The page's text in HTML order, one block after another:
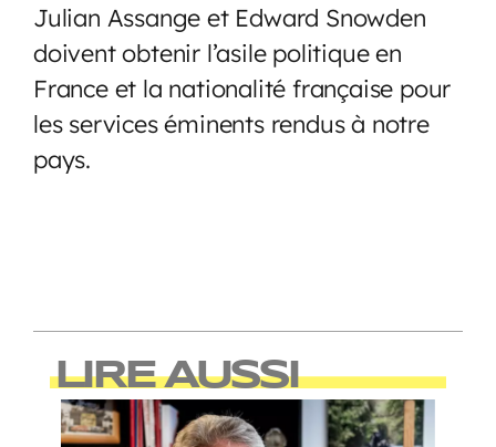
Julian Assange et Edward Snowden
doivent obtenir l’asile politique en
France et la nationalité française pour
les services éminents rendus à notre
pays.
LIRE AUSSI